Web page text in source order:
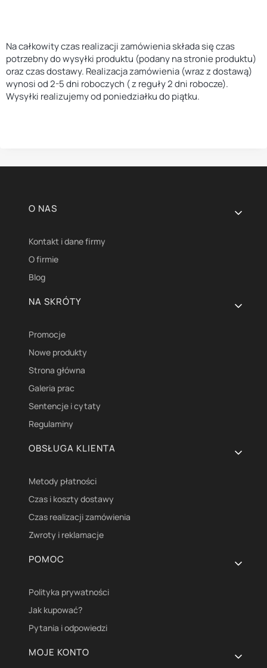
Na całkowity czas realizacji zamówienia składa się czas
potrzebny do wysyłki produktu (podany na stronie produktu)
oraz czas dostawy. Realizacja zamówienia (wraz z dostawą)
wynosi od 2-5 dni roboczych ( z reguły 2 dni robocze).
Wysyłki realizujemy od poniedziałku do piątku.
Linki w stopce
O NAS
Kontakt i dane firmy
O firmie
Blog
NA SKRÓTY
Promocje
Nowe produkty
Strona główna
Galeria prac
Sentencje i cytaty
Regulaminy
OBSŁUGA KLIENTA
Metody płatności
Czas i koszty dostawy
Czas realizacji zamówienia
Zwroty i reklamacje
POMOC
Polityka prywatności
Jak kupować?
Pytania i odpowiedzi
MOJE KONTO